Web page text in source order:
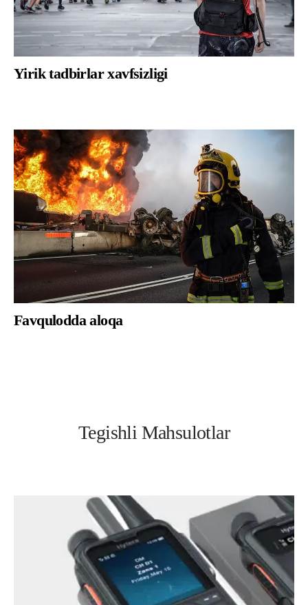
Yirik tadbirlar xavfsizligi
Favqulodda aloqa
Tegishli Mahsulotlar